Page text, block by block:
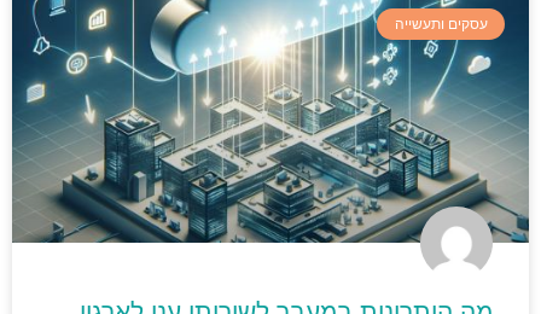
עסקים ותעשייה